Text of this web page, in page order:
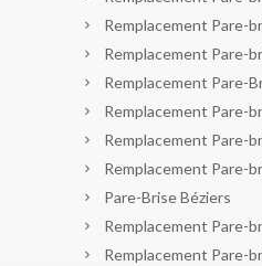
Remplacement Pare-
Remplacement Pare-
Remplacement Pare-
Remplacement Pare-
Remplacement Pare-
Remplacement Pare-
Pare-Brise Béziers
Remplacement Pare-
Remplacement Pare-